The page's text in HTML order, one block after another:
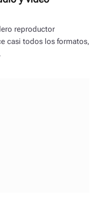
reproductor
casi todos los formatos,